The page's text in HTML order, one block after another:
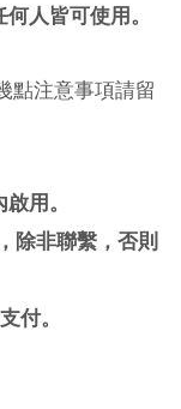
人皆可使用。
點注意事項請留
用。
除非聯繫，否則
付。